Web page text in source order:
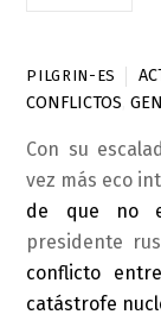
PILGRIN-ES
CONFLICTOS ,
Con su
vez más eco
de que no
presidente
conflicto
catástrofe